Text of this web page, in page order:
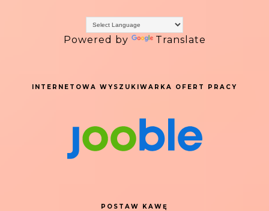
Powered by Translate
INTERNETOWA WYSZUKIWARKA OFERT PRACY
POSTAW KAWĘ